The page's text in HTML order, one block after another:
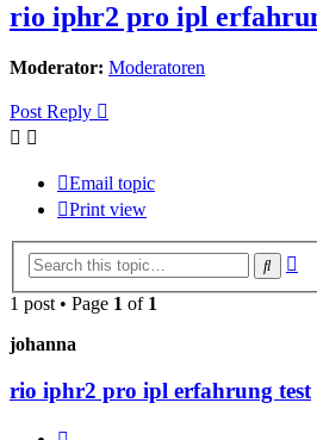
rio iphr2 pro ipl
Moderator: Moderatoren
Post Reply
Email topic
Print view
Search
1 post • Page 1 of 1
johanna
rio iphr2 pro ipl erfahrung test